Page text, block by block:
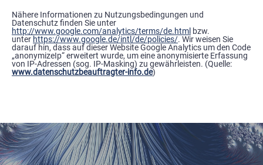
Nähere Informationen zu Nutzungsbedingungen und
Datenschutz finden Sie unter
http://www.google.com/analytics/terms/de.html bzw.
unter https://www.google.de/intl/de/policies/. Wir weisen Sie
darauf hin, dass auf dieser Website Google Analytics um den Code
„anonymizeIp“ erweitert wurde, um eine anonymisierte Erfassung
von IP-Adressen (sog. IP-Masking) zu gewährleisten. (Quelle:
www.datenschutzbeauftragter-info.de)